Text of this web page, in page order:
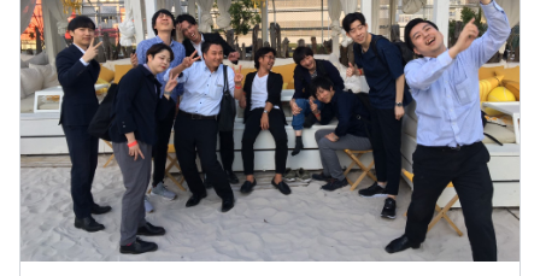
■社内チャットでも1on1でもいつでも社長に相談できま
す！
代表との距離が近いので、たとえば社内制度づくりなどで
アイデアを発言した場合、代表自ら話を聞いてくれます。
社員の意見も積極的に取り入れてくれるので、会社づくり
を楽しみたい方や、自分の主張をはっきり伝えられる方に
就業場所の変更範囲
《モデル年収》
25歳 （2023年入社）年収: 480万円
30歳 （2021年入社、役職あり）年収: 800万円
（※想定年収は年収提示額を保証するものではありません）
前年度 採用者数12人 離職者数3人
2年度前 採用者数19人 離職者数1人
3年度前 採用者数10人 離職者数1人
過去３年間の新卒採用者数の男女別人数
前年度 男性13人 女性2人
2年度前 男性15人 女性4人
3年度前 男性10人 女性0人